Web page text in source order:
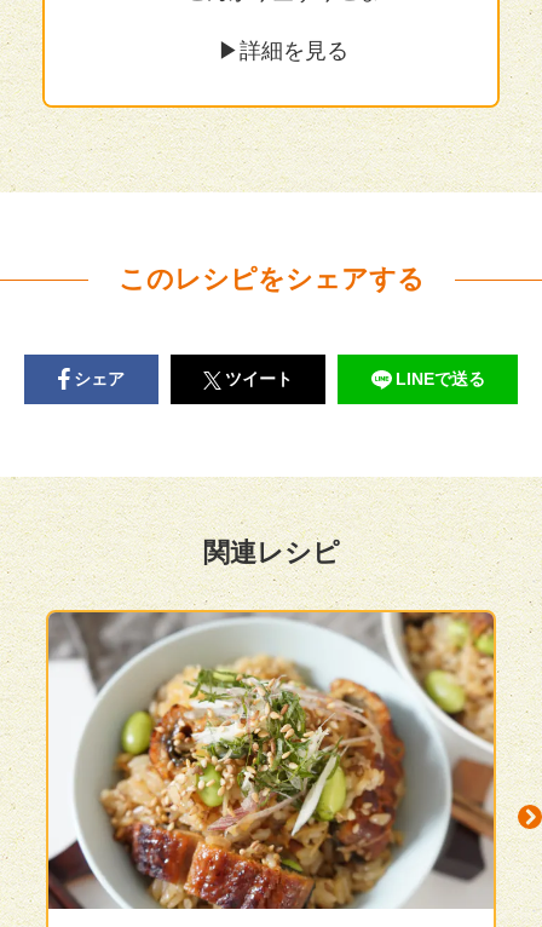
▶︎詳細を見る
このレシピをシェアする
シェア ツイート LINEで送る
関連レシピ